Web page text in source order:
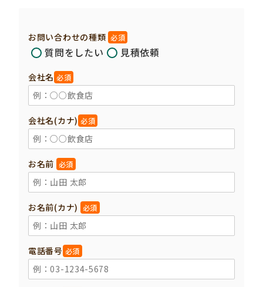
お問い合わせの種類 必須
質問をしたい 見積依頼
会社名 必須
会社名(カナ) 必須
お名前 必須
お名前(カナ) 必須
電話番号 必須